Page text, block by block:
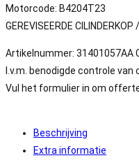
Motorcode: B4204T23
GEREVISEERDE
Artikelnummer: 31401057AA
I.v.m. benodigde controle
Vul het formulier in om
Beschrijving
Extra informatie